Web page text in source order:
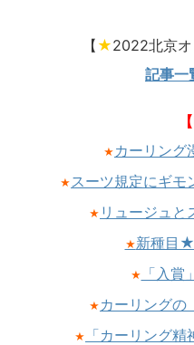
【 ★2022北京
記事一
★ カーリング
★ スーツ規定にギモ
★ リュージュと
★新種目
★ 「入賞
★ カーリングの
★ 「カーリング